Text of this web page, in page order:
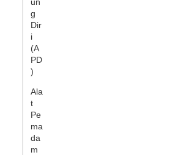
g
Dir
i
(A
PD
)
Ala
t
Pe
ma
da
m